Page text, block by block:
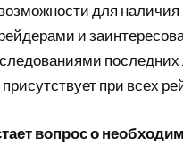
для наличия
и
последних
при всех
вопрос о